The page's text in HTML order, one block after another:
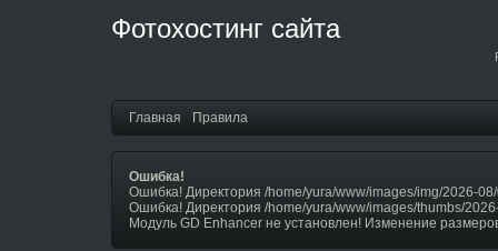
Фотохостинг сайта
Главная Правила
Ошибка!
Ошибка! Директория /home/yura/www/images/img/2026-
Ошибка! Директория /home/yura/www/images/thumbs/
Модуль GD Enhancer не установлен! Изменение